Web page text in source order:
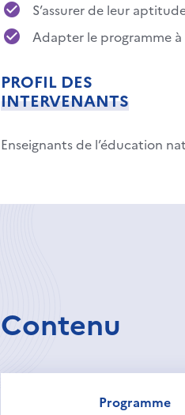
S’assurer de leur
Adapter le programme
PROFIL DES
INTERVENANTS
Enseignants de l’éducation
Contenu
Programme